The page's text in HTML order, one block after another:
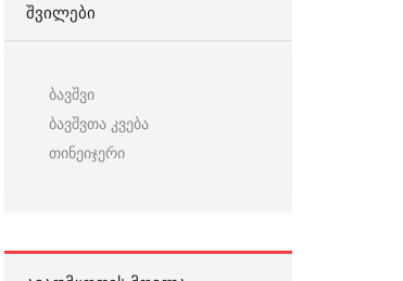
ᲨᲕᲘᲚᲔᲑᲘ
ბავშვი
ბავშვთა კვება
თინეიჯერი